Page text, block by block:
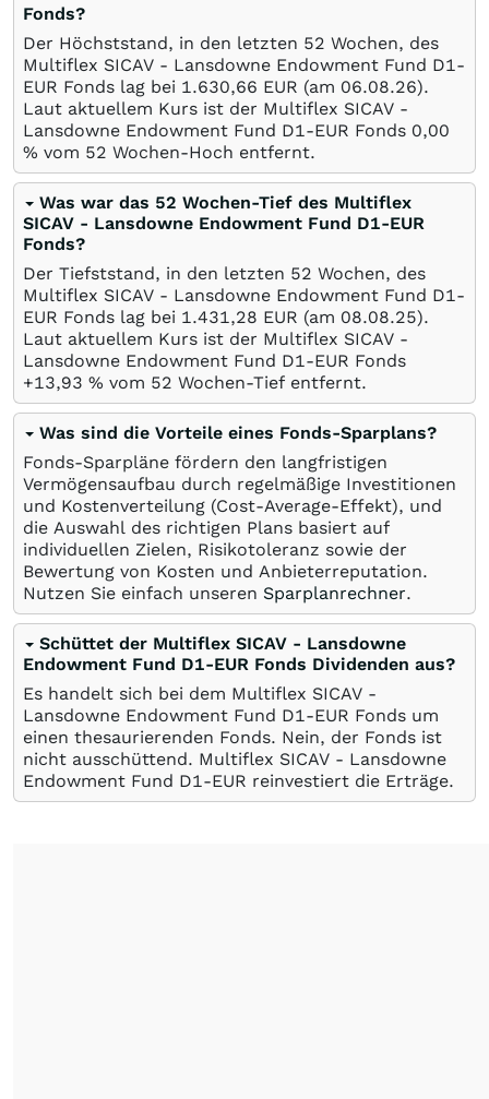
Fonds?
Der Höchststand, in den letzten 52 Wochen, des
Multiflex SICAV - Lansdowne Endowment Fund D1-
EUR Fonds lag bei 1.630,66 EUR (am 06.08.26).
Laut aktuellem Kurs ist der Multiflex SICAV -
Lansdowne Endowment Fund D1-EUR Fonds 0,00
% vom 52 Wochen-Hoch entfernt.
Was war das 52 Wochen-Tief des Multiflex
SICAV - Lansdowne Endowment Fund D1-EUR
Fonds?
Der Tiefststand, in den letzten 52 Wochen, des
Multiflex SICAV - Lansdowne Endowment Fund D1-
EUR Fonds lag bei 1.431,28 EUR (am 08.08.25).
Laut aktuellem Kurs ist der Multiflex SICAV -
Lansdowne Endowment Fund D1-EUR Fonds
+13,93 % vom 52 Wochen-Tief entfernt.
Was sind die Vorteile eines Fonds-Sparplans?
Fonds-Sparpläne fördern den langfristigen
Vermögensaufbau durch regelmäßige Investitionen
und Kostenverteilung (Cost-Average-Effekt), und
die Auswahl des richtigen Plans basiert auf
individuellen Zielen, Risikotoleranz sowie der
Bewertung von Kosten und Anbieterreputation.
Nutzen Sie einfach unseren Sparplanrechner.
Schüttet der Multiflex SICAV - Lansdowne
Endowment Fund D1-EUR Fonds Dividenden aus?
Es handelt sich bei dem Multiflex SICAV -
Lansdowne Endowment Fund D1-EUR Fonds um
einen thesaurierenden Fonds. Nein, der Fonds ist
nicht ausschüttend. Multiflex SICAV - Lansdowne
Endowment Fund D1-EUR reinvestiert die Erträge.